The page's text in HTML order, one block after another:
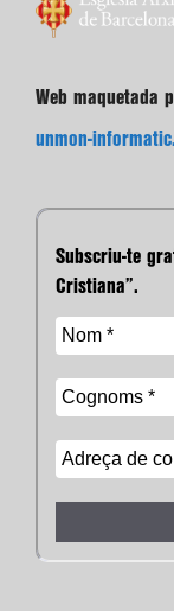
Web maquetada
unmon-
Subscriu-te
Cristiana”.